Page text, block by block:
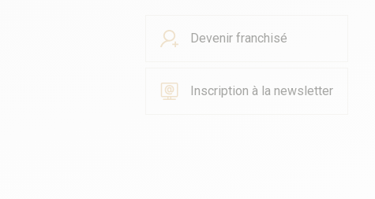
Devenir franchisé
Inscription à la newsletter